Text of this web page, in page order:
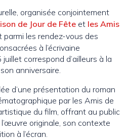
organisée conjointement
de Jour de Fête et les Amis
parmi les rendez-vous des
à l’écrivaine
correspond d’ailleurs à la
anniversaire.
d’une présentation du roman
par les Amis de
du film, offrant au public
originale, son contexte
à l’écran.